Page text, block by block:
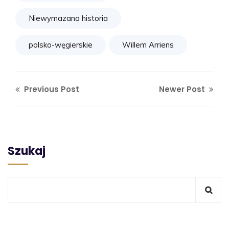
Niewymazana historia
polsko-węgierskie Willem Arriens
Previous Post Newer Post
Szukaj